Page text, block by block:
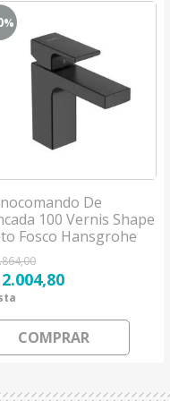
%
De
100 Vernis Shape
Fosco Hansgrohe
COMPRAR